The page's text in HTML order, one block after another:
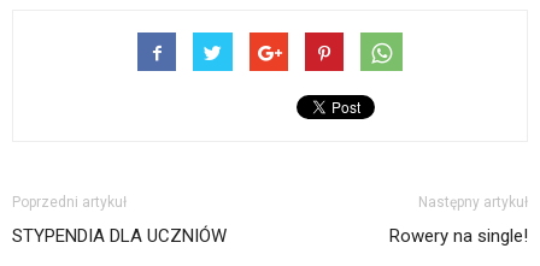
Poprzedni artykuł
STYPENDIA DLA UCZNIÓW
Następny artykuł
Rowery na single!